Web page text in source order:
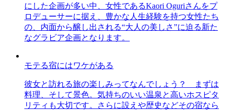
にした企画が多い中、女性であるKaori Oguriさんをプ
ロデューサーに据え、豊かな人生経験を持つ女性たち
の、内面から醸し出される“大人の美しさ”に迫る新た
なグラビア企画となります。
モテる宿にはワケがある
彼女と訪れる旅の楽しみってなんでしょう？ まずは
料理、そして景色。気持ちのいい温泉と高いホスピタ
リティも大切です。さらに設えや歴史などその宿なら